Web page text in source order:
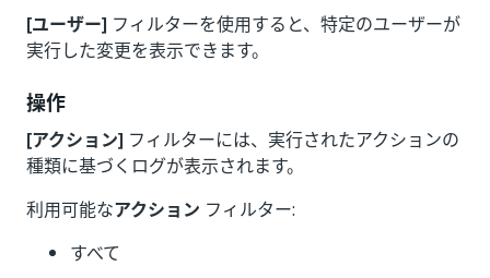
[ユーザー] フィルターを使用すると、特定のユーザーが
実行した変更を表示できます。
操作
[アクション] フィルターには、実行されたアクションの
種類に基づくログが表示されます。
利用可能なアクション フィルター:
すべて